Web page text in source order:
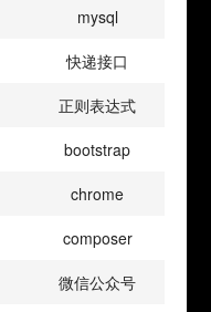
mysql
快递接口
正则表达式
bootstrap
chrome
composer
微信公众号